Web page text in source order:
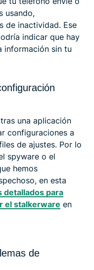
usando,
de inactividad. Ese
indicar que hay
información sin tu
una aplicación
configuraciones a
de ajustes. Por lo
spyware o el
hemos
en esta
detallados para
el stalkerware en
de